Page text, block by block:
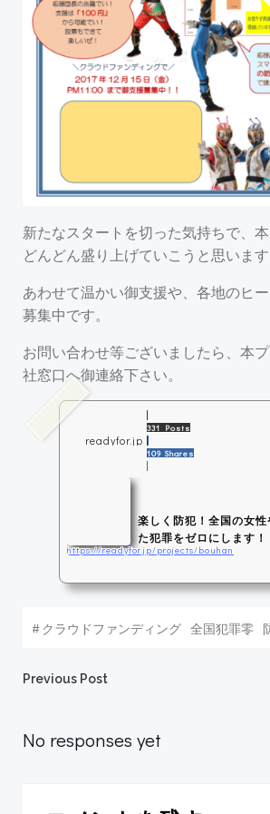
新たなスタートを切った気持ちで、
どんどん盛り上げていこうと思います
あわせて温かい御支援や、各地のヒ
募集中です。
お問い合わせ等ございましたら、本
社窓口へ御連絡下さい。
readyfor.jp
331 Posts
109 Shares
楽しく防犯！全国の女
た犯罪をゼロにします！
ンデ...
https://readyfor.jp/projects/bouhan
卑劣な犯罪者から女性や子どもたちを守る、優しくて
#クラウドファンディング 全国犯罪零
投
稿
Previous Post
No responses yet